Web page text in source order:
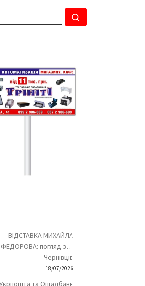
ПОШУК
ВІДСТАВКА МИХАЙЛА
ФЕДОРОВА: погляд з…
Чернівців
18/07/2026
Укрпошта та Ощадбанк